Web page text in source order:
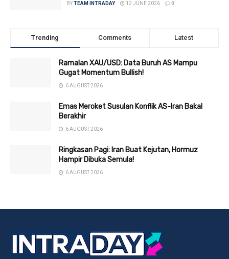
BYTEAM INTRADAY 12 JUNE 2026 0
Trending Comments Latest
Ramalan XAU/USD: Data Buruh AS Mampu
Gugat Momentum Bullish!
6 AUGUST 2026
Emas Meroket Susulan Konflik AS-Iran Bakal
Berakhir
6 AUGUST 2026
Ringkasan Pagi: Iran Buat Kejutan, Hormuz
Hampir Dibuka Semula!
6 AUGUST 2026